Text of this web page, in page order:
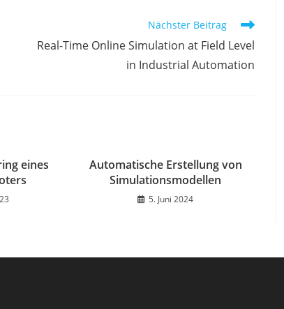
Nächster Beitrag
Real-Time Online Simulation at Field Level
in Industrial Automation
eines
Automatische Erstellung von
Simulationsmodellen
5. Juni 2024